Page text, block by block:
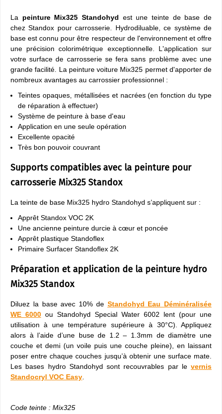
La peinture Mix325 Standohyd est une teinte de base de
chez Standox pour carrosserie. Hydrodiluable, ce système de
base est connu pour être respecteur de l'environnement et offre
une précision colorimétrique exceptionnelle. L'application sur
votre surface de carrosserie se fera sans problème avec une
grande facilité. La peinture voiture Mix325 permet d'apporter de
nombreux avantages au carrossier professionnel :
Teintes opaques, métallisées et nacrées (en fonction du type
de réparation à effectuer)
Système de peinture à base d'eau
Application en une seule opération
Excellente opacité
Très bon pouvoir couvrant
Supports compatibles avec la peinture pour
carrosserie Mix325 Standox
La teinte de base Mix325 hydro Standohyd s’appliquent sur :
Apprêt Standox VOC 2K
Une ancienne peinture durcie à cœur et poncée
Apprêt plastique Standoflex
Primaire Surfacer Standoflex 2K
Préparation et application de la peinture hydro
Mix325 Standox
Diluez la base avec 10% de Standohyd Eau Déminéralisée
WE 6000 ou Standohyd Special Water 6002 lent (pour une
utilisation à une température supérieure à 30°C). Appliquez
alors à l’aide d’une buse de 1.2 – 1.3mm de diamètre une
couche et demi (un voile puis une couche pleine), en laissant
poser entre chaque couches jusqu’à obtenir une surface mate.
Les bases hydro Standohyd sont recouvrables par le vernis
Standocryl VOC Easy
Code teinte : Mix325